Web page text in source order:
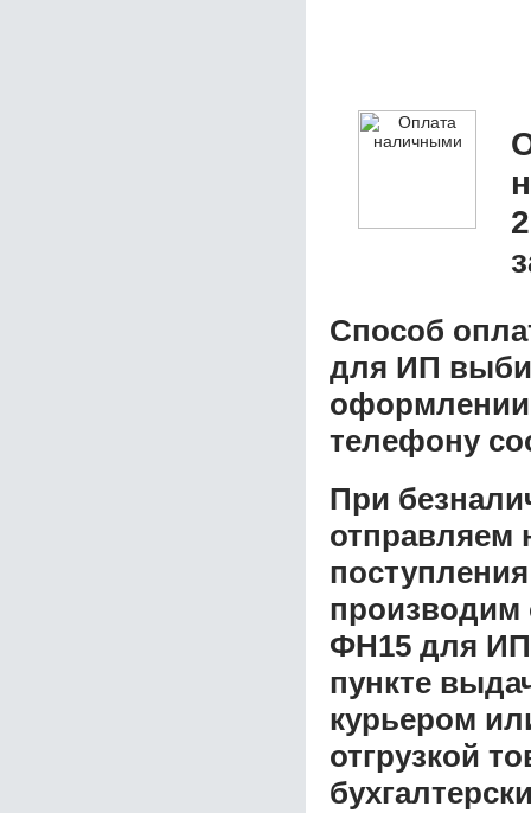
Способ
для ИП
оформлении
телефону
При
отправляем
производим
ФН15 для ИП
пункте
курьером
отгрузкой